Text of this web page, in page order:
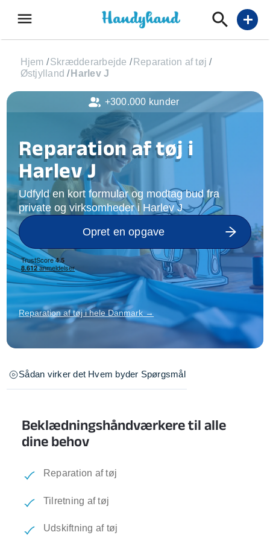
menu add
Hjem /Skrædderarbejde / Reparation af tøj /
Østjylland / Harlev J
Reparation af tøj i
Harlev J
Udfyld en kort formular og modtag bud fra
private og virksomheder i Harlev J
Opret en opgave
Reparation af tøj i hele Danmark →
Sådan virker det Hvem byder Spørgsmål
Beklædningshåndværkere til alle
dine behov
Reparation af tøj
Tilretning af tøj
Udskiftning af tøj
+300.000 kunder